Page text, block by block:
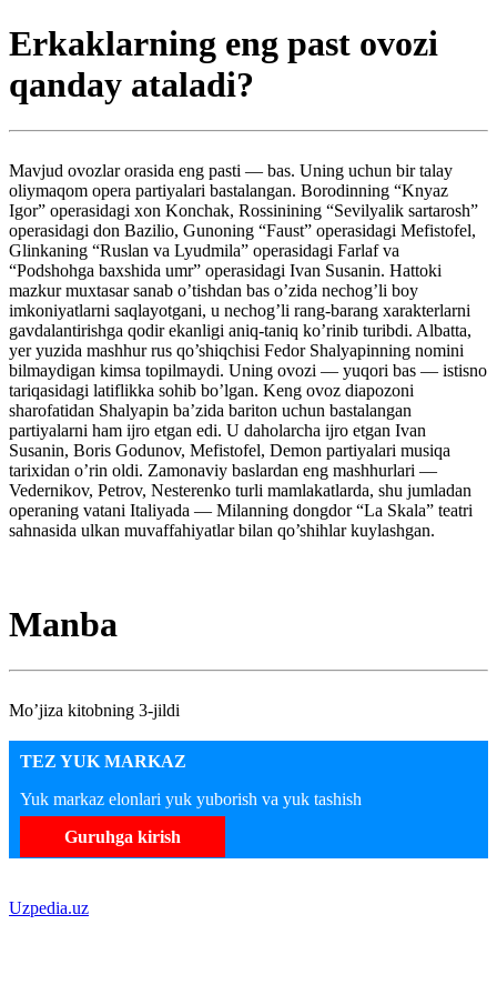
Erkaklarning eng past ovozi
qanday ataladi?
Mavjud ovozlar orasida eng pasti — bas. Uning uchun bir talay
oliymaqom opera partiyalari bastalangan. Borodinning “Knyaz
Igor” operasidagi xon Konchak, Rossinining “Sevilyalik sartarosh”
operasidagi don Bazilio, Gunoning “Faust” operasidagi Mefistofel,
Glinkaning “Ruslan va Lyudmila” operasidagi Farlaf va
“Podshohga baxshida umr” operasidagi Ivan Susanin. Hattoki
mazkur muxtasar sanab o’tishdan bas o’zida nechog’li boy
imkoniyatlarni saqlayotgani, u nechog’li rang-barang xarakterlarni
gavdalantirishga qodir ekanligi aniq-taniq ko’rinib turibdi. Albatta,
yer yuzida mashhur rus qo’shiqchisi Fedor Shalyapinning nomini
bilmaydigan kimsa topilmaydi. Uning ovozi — yuqori bas — istisno
tariqasidagi latiflikka sohib bo’lgan. Keng ovoz diapozoni
sharofatidan Shalyapin ba’zida bariton uchun bastalangan
partiyalarni ham ijro etgan edi. U daholarcha ijro etgan Ivan
Susanin, Boris Godunov, Mefistofel, Demon partiyalari musiqa
tarixidan o’rin oldi. Zamonaviy baslardan eng mashhurlari —
Vedernikov, Petrov, Nesterenko turli mamlakatlarda, shu jumladan
operaning vatani Italiyada — Milanning dongdor “La Skala” teatri
sahnasida ulkan muvaffahiyatlar bilan qo’shihlar kuylashgan.
Manba
Mo’jiza kitobning 3-jildi
TEZ YUK MARKAZ
Yuk markaz elonlari yuk yuborish va yuk tashish
Guruhga kirish
Uzpedia.uz